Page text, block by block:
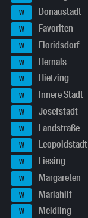
W Donaustadt
W Favoriten
W Floridsdorf
W Hernals
W Hietzing
W Innere Stadt
W Josefstadt
W Landstraße
W Leopoldstadt
W Liesing
W Margareten
W Mariahilf
W Meidling